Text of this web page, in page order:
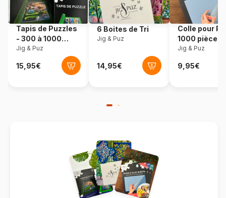
Nombre de pièces 100 pièces
Dimensions 49 x 36 cm
Tapis de Puzzles
- 300 à 1000
pièces
Jig & Puz
6 Boites de Tri
Jig & Puz
Colle pour
1000 pièces
Jig & Puz